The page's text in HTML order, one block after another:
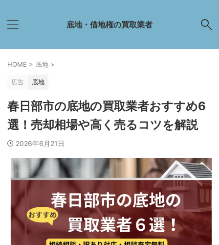
底地・借地権の買取業者
HOME > 底地 >
広告 底地
春日部市の底地の買取業者おすすめ6
選！売却相場や高く売るコツを解説
2026年6月21日